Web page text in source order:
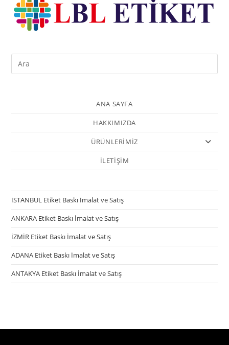
ANA SAYFA
HAKKIMIZDA
ÜRÜNLERİMİZ
İLETİŞİM
İSTANBUL Etiket Baskı İmalat ve Satış
ANKARA Etiket Baskı İmalat ve Satış
İZMİR Etiket Baskı İmalat ve Satış
ADANA Etiket Baskı İmalat ve Satış
ANTAKYA Etiket Baskı İmalat ve Satış